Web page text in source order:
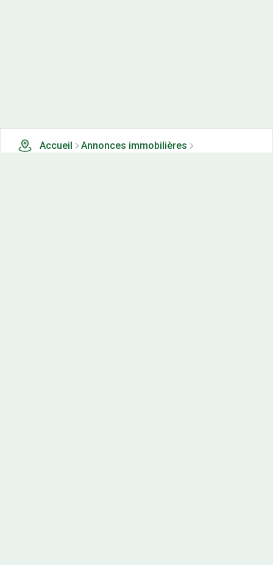
Accueil
Annonces immobilières